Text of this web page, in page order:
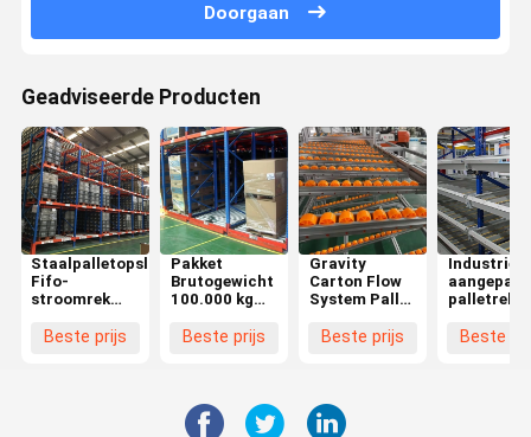
Doorgaan
Geadviseerde Producten
Staalpalletopslag
Fifo-
stroomrek
magazijnapparatuur
Beste prijs
Pakket
Brutogewicht
100.000 kg
schroefloos
Beste prijs
Gravity
Carton Flow
System Pallet
met
Beste prijs
Industrieel
instelbare
Beste